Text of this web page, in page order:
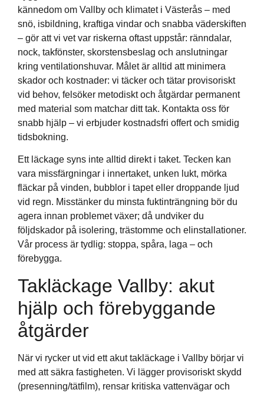
kännedom om Vallby och klimatet i Västerås – med
snö, isbildning, kraftiga vindar och snabba väderskiften
– gör att vi vet var riskerna oftast uppstår: ränndalar,
nock, takfönster, skorstensbeslag och anslutningar
kring ventilationshuvar. Målet är alltid att minimera
skador och kostnader: vi täcker och tätar provisoriskt
vid behov, felsöker metodiskt och åtgärdar permanent
med material som matchar ditt tak. Kontakta oss för
snabb hjälp – vi erbjuder kostnadsfri offert och smidig
tidsbokning.
Ett läckage syns inte alltid direkt i taket. Tecken kan
vara missfärgningar i innertaket, unken lukt, mörka
fläckar på vinden, bubblor i tapet eller droppande ljud
vid regn. Misstänker du minsta fuktinträngning bör du
agera innan problemet växer; då undviker du
följdskador på isolering, trästomme och elinstallationer.
Vår process är tydlig: stoppa, spåra, laga – och
förebygga.
Takläckage Vallby: akut
hjälp och förebyggande
åtgärder
När vi rycker ut vid ett akut takläckage i Vallby börjar vi
med att säkra fastigheten. Vi lägger provisoriskt skydd
(presenning/tätfilm), rensar kritiska vattenvägar och